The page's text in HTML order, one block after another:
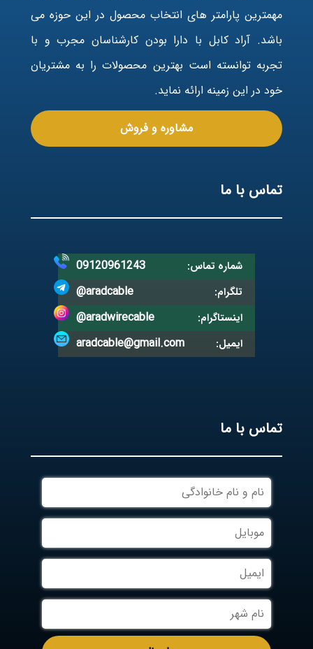
مهمترین پارامتر های انتخاب محصول در این حوزه می
باشد. آراد کابل با دارا بودن کارشناسان مجرب و با
تجربه توانسته است بهترین محصولات را به مشتریان
خود در این زمینه ارائه نماید.
مشاوره و فروش
تماس با ما
شماره تماس: 09120961243
تلگرام: @aradcable
اینستاگرام: @aradwirecable
ایمیل: aradcable@gmail.com
تماس با ما